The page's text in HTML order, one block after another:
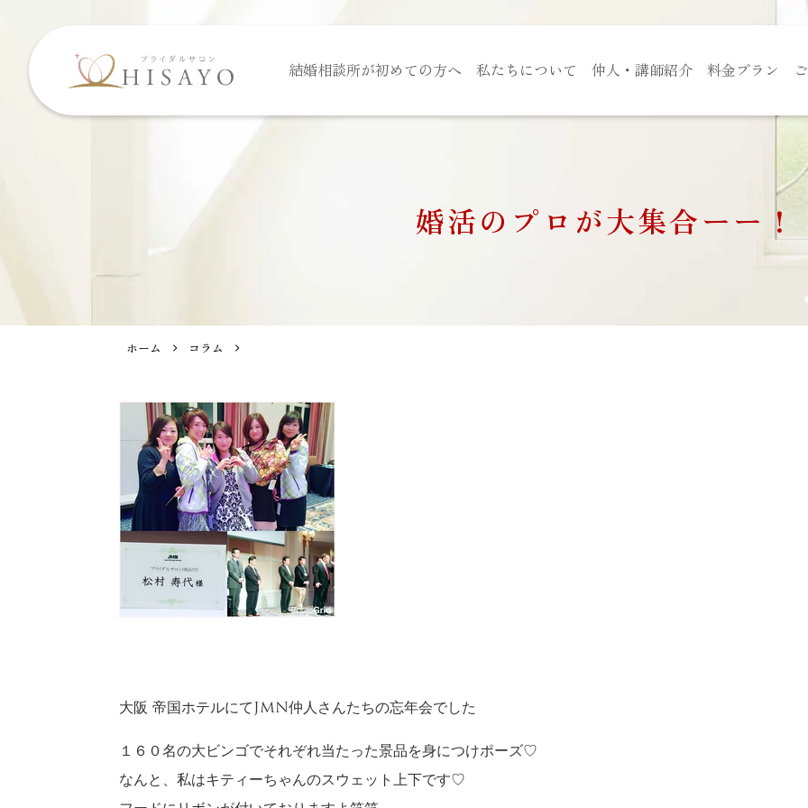
結婚相談所が初めての方へ 私たちについて 仲人・講師紹介 料金プラン
婚活のプロが大集合ーー！
ホーム コラム
大阪 帝国ホテルにてJMN仲人さんたちの忘年会でした
１６０名の大ビンゴでそれぞれ当たった景品を身につけポーズ♡
なんと、私はキティーちゃんのスウェット上下です♡